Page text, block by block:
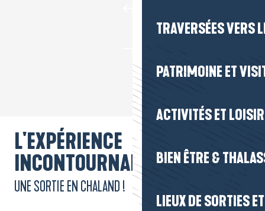
TRAVERSÉES VERS
PATRIMOINE ET
ACTIVITÉS ET
BIEN ÊTRE &
LIEUX DE SORTIES
L'EXPÉRIENCE
INCONTOURNABLE
UNE SORTIE EN CHALAND !